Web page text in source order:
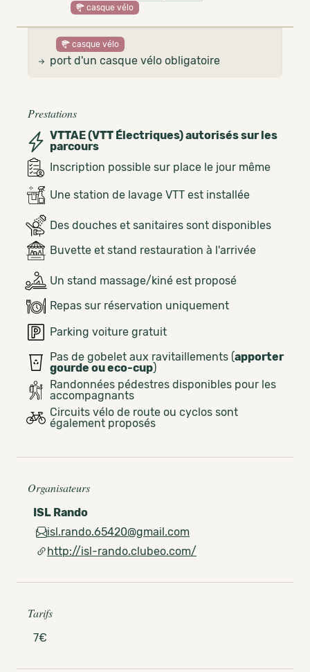
casque vélo
casque vélo
port d'un casque vélo obligatoire
Prestations
VTTAE (VTT Électriques) autorisés sur les
parcours
Inscription possible sur place le jour même
Une station de lavage VTT est installée
Des douches et sanitaires sont disponibles
Buvette et stand restauration à l'arrivée
Un stand massage/kiné est proposé
Repas sur réservation uniquement
Parking voiture gratuit
Pas de gobelet aux ravitaillements (apporter
gourde ou eco-cup)
Randonnées pédestres disponibles pour les
accompagnants
Circuits vélo de route ou cyclos sont
également proposés
Organisateurs
ISL Rando
isl.rando.65420@gmail.com
http://isl-rando.clubeo.com/
Tarifs
7€